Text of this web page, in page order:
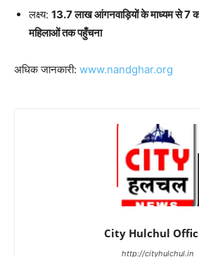
लक्ष्य: 13.7 लाख आंगनवाड़ियों के माध्यम से 7
महिलाओं तक पहुँचना
अधिक जानकारी: www.nandghar.org
City Hulchul
http://cityhulchul.in